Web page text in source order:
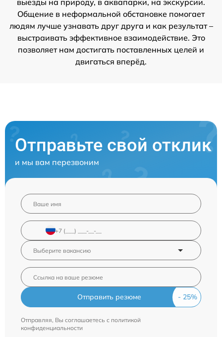
выезды на природу, в аквапарки, на экскурсии.
Общение в неформальной обстановке помогает
людям лучше узнавать друг друга и как результат –
выстраивать эффективное взаимодействие. Это
позволяет нам достигать поставленных целей и
двигаться вперёд.
Отправьте свой отклик
и мы вам перезвоним
Отправить резюме
Отправляя, Вы соглашаетесь с политикой
конфиденциальности